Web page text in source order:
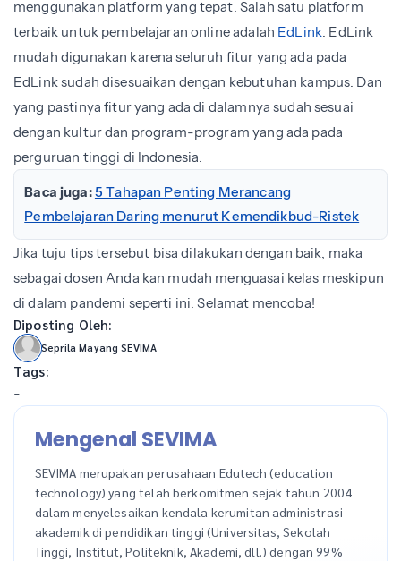
menggunakan platform yang tepat. Salah satu platform
terbaik untuk pembelajaran online adalah EdLink. EdLink
mudah digunakan karena seluruh fitur yang ada pada
EdLink sudah disesuaikan dengan kebutuhan kampus. Dan
yang pastinya fitur yang ada di dalamnya sudah sesuai
dengan kultur dan program-program yang ada pada
perguruan tinggi di Indonesia.
Baca juga:5 Tahapan Penting Merancang
Pembelajaran Daring menurut Kemendikbud-Ristek
Jika tuju tips tersebut bisa dilakukan dengan baik, maka
sebagai dosen Anda kan mudah menguasai kelas meskipun
di dalam pandemi seperti ini. Selamat mencoba!
Diposting Oleh:
Seprila Mayang SEVIMA
Tags:
-
Mengenal SEVIMA
SEVIMA merupakan perusahaan Edutech (education
technology) yang telah berkomitmen sejak tahun 2004
dalam menyelesaikan kendala kerumitan administrasi
akademik di pendidikan tinggi (Universitas, Sekolah
Tinggi, Institut, Politeknik, Akademi, dll.) dengan 99%